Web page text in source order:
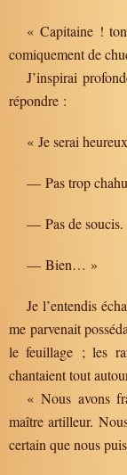
« Capitaine !
comiquement de
J’inspirai
répondre :
« Je serai
— Pas trop
— Pas de soucis.
— Bien… »
Je l’entendis
me parvenait
le feuillage ; les
chantaient tout
« Nous avons
maître artilleur.
certain que nous